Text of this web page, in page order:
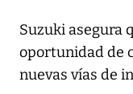
Suzuki asegura
oportunidad de
nuevas vías de